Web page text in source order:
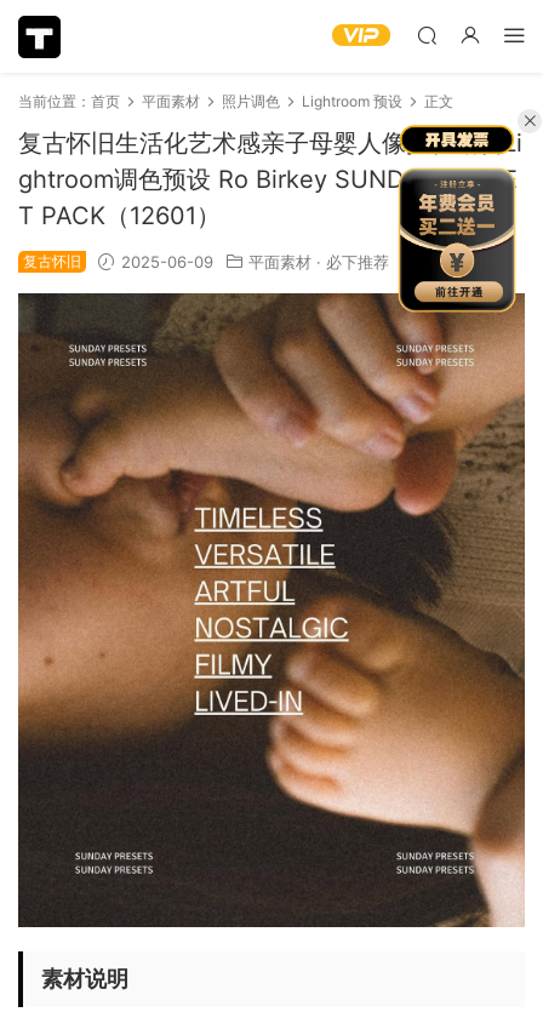
当前位置： 首页 平面素材 照片调色 Lightroom 预设 正文
复古怀旧生活化艺术感亲子母婴人像摄影编辑Li
ghtroom调色预设 Ro Birkey SUNDAY PRESE
T PACK（12601）
复古怀旧 2025-06-09 平面素材 · 必下推荐 1.41k
素材说明